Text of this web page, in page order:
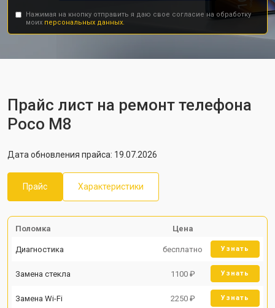
Нажимая на кнопку отправить я даю свое согласие на обработку
моих персональных данных.
Прайс лист на ремонт телефона
Poco M8
Дата обновления прайса: 19.07.2026
Прайс Характеристики
Поломка Цена
Диагностика бесплатно Узнать
Замена стекла 1100 ₽ Узнать
Замена Wi-Fi 2250 ₽ Узнать